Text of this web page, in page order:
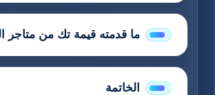
ما قدمته قيمة تك من متاجر
الخاتمة